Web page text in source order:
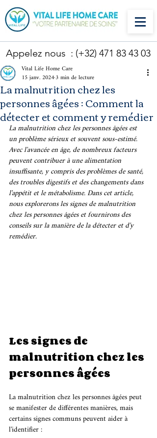
Appelez nous : (+32) 471 83 43 03
La malnutrition chez les
personnes âgées : Comment la
détecter et comment y remédier
Vital Life Home Care
15 janv. 20243 min de lecture
La malnutrition chez les personnes âgées est
un problème sérieux et souvent sous-estimé.
Avec l'avancée en âge, de nombreux facteurs
peuvent contribuer à une alimentation
insuffisante, y compris des problèmes de santé,
des troubles digestifs et des changements dans
l'appétit et le métabolisme. Dans cet article,
nous explorerons les signes de malnutrition
chez les personnes âgées et fournirons des
conseils sur la manière de la détecter et d'y
remédier.
Les signes de
malnutrition chez les
personnes âgées
La malnutrition chez les personnes âgées peut
se manifester de différentes manières, mais
certains signes communs peuvent aider à
l'identifier :